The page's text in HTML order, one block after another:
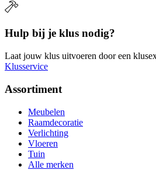
Hulp bij je klus nodig?
Laat jouw klus uitvoeren door een
Klusservice
Assortiment
Meubelen
Raamdecoratie
Verlichting
Vloeren
Tuin
Alle merken